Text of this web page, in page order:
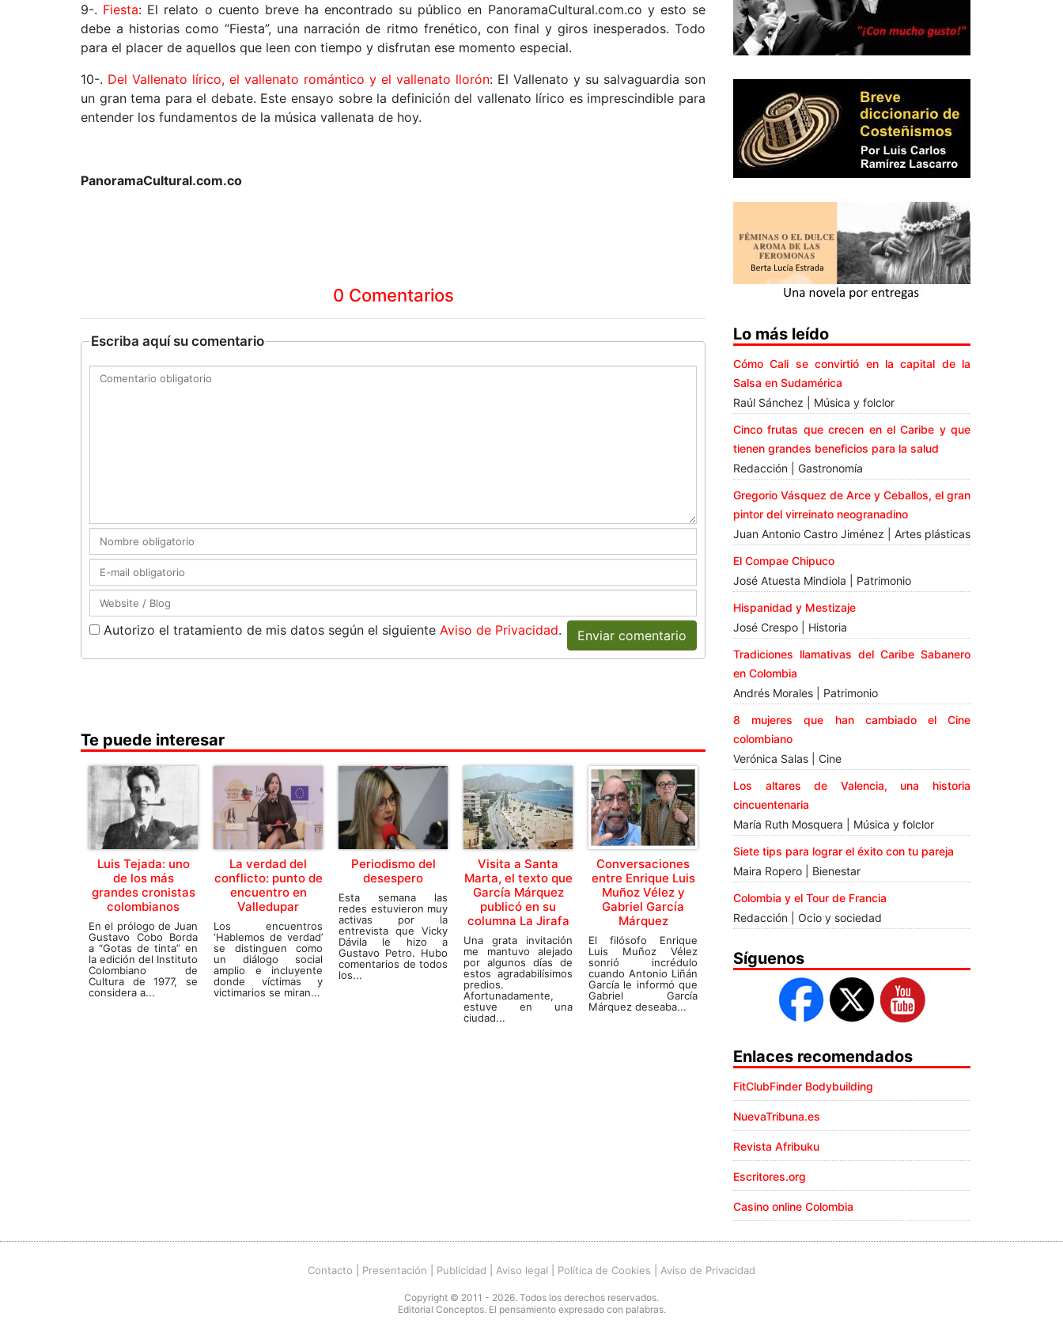
9-. Fiesta: El relato o cuento breve ha encontrado su público en PanoramaCultural.com.co y esto se
debe a historias como “Fiesta”, una narración de ritmo frenético, con final y giros inesperados. Todo
para el placer de aquellos que leen con tiempo y disfrutan ese momento especial.
10-. Del Vallenato lírico, el vallenato romántico y el vallenato llorón: El Vallenato y su salvaguardia son
un gran tema para el debate. Este ensayo sobre la definición del vallenato lírico es imprescindible para
entender los fundamentos de la música vallenata de hoy.
PanoramaCultural.com.co
0 Comentarios
Escriba aquí su comentario
Autorizo el tratamiento de mis datos según el siguiente Aviso de Privacidad. Enviar comentario
Te puede interesar
Luis Tejada: uno
de los más
grandes cronistas
colombianos
En el prólogo de Juan
Gustavo Cobo Borda
a “Gotas de tinta” en
la edición del Instituto
Colombiano de
Cultura de 1977, se
considera a...
La verdad del
conflicto: punto de
encuentro en
Valledupar
Los encuentros
‘Hablemos de verdad’
se distinguen como
un diálogo social
amplio e incluyente
donde víctimas y
victimarios se miran...
Periodismo del
desespero
Esta semana las
redes estuvieron muy
activas por la
entrevista que Vicky
Dávila le hizo a
Gustavo Petro. Hubo
comentarios de todos
los...
Visita a Santa
Marta, el texto que
García Márquez
publicó en su
columna La Jirafa
Una grata invitación
me mantuvo alejado
por algunos días de
estos agradabilísimos
predios.
Afortunadamente,
estuve en una
ciudad...
Conversaciones
entre Enrique Luis
Muñoz Vélez y
Gabriel García
Márquez
El filósofo Enrique
Luis Muñoz Vélez
sonrió incrédulo
cuando Antonio Liñán
García le informó que
Gabriel García
Márquez deseaba...
Lo más leído
Cómo Cali se convirtió en la capital de la
Salsa en Sudamérica
Raúl Sánchez | Música y folclor
Cinco frutas que crecen en el Caribe y que
tienen grandes beneficios para la salud
Redacción | Gastronomía
Gregorio Vásquez de Arce y Ceballos, el gran
pintor del virreinato neogranadino
Juan Antonio Castro Jiménez | Artes plásticas
El Compae Chipuco
José Atuesta Mindiola | Patrimonio
Hispanidad y Mestizaje
José Crespo | Historia
Tradiciones llamativas del Caribe Sabanero
en Colombia
Andrés Morales | Patrimonio
8 mujeres que han cambiado el Cine
colombiano
Verónica Salas | Cine
Los altares de Valencia, una historia
cincuentenaria
María Ruth Mosquera | Música y folclor
Siete tips para lograr el éxito con tu pareja
Maira Ropero | Bienestar
Colombia y el Tour de Francia
Redacción | Ocio y sociedad
Síguenos
Enlaces recomendados
FitClubFinder Bodybuilding
NuevaTribuna.es
Revista Afribuku
Escritores.org
Casino online Colombia
Contacto Presentación Publicidad Aviso legal Política de Cookies Aviso de Privacidad
Copyright © 2011 - 2026. Todos los derechos reservados.
Editorial Conceptos. El pensamiento expresado con palabras.